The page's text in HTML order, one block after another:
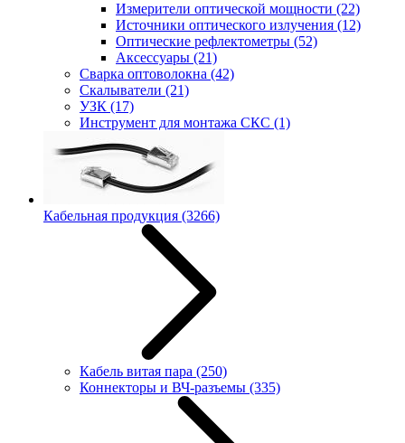
Измерители оптической мощности (22)
Источники оптического излучения (12)
Оптические рефлектометры (52)
Аксессуары (21)
Сварка оптоволокна (42)
Скалыватели (21)
УЗК (17)
Инструмент для монтажа СКС (1)
Кабельная продукция (3266)
Кабель витая пара (250)
Коннекторы и ВЧ-разъемы (335)